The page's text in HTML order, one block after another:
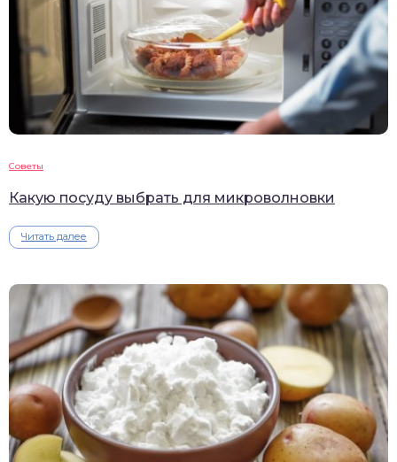
Советы
Какую посуду выбрать для микроволновки
Читать далее